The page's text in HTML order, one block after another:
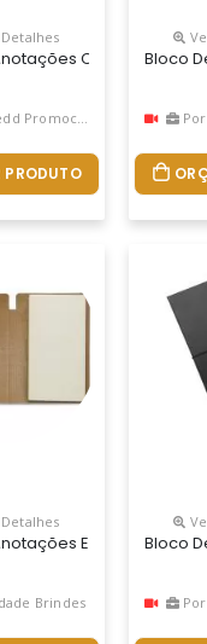
Folhas Pautadas De
Com Pautas
Promocional
PRODUTO
Bloco
Por:
Seu Jeito. Bloco
Suporte Para A
Ecológico,
Brindes
Bloco
Por: